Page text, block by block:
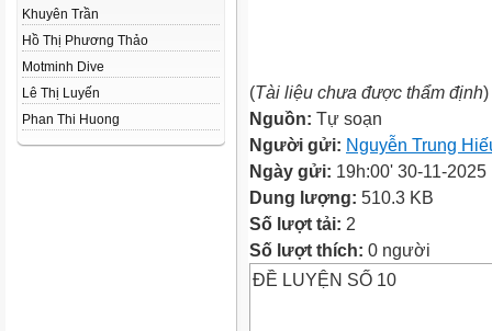
Khuyên Trần
Hồ Thị Phương Thảo
Motminh Dive
Lê Thị Luyến
Phan Thi Huong
(Tài liệu chưa được thẩm định)
Nguồn: Tự soạn
Người gửi: Nguyễn Trung
Ngày gửi: 19h:00' 30-11-2025
Dung lượng: 510.3 KB
Số lượt tải: 2
Số lượt thích: 0 người
ĐỀ LUYỆN SỐ 10